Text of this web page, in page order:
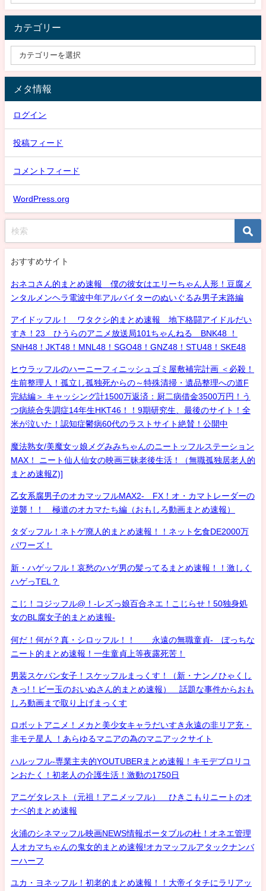
カテゴリー
メタ情報
ログイン
投稿フィード
コメントフィード
WordPress.org
おすすめサイト
おネコさん的まとめ速報 僕の彼女はエリーちゃん人形！豆腐メ
ンタルメンヘラ電波中年アルバイターのぬいぐるみ男子末路編
アイドッフル！ ワタクシ的まとめ速報 地下格闘アイドルだい
すき！23 ひうらのアニメ放送局101ちゃんねる BNK48 ！
SNH48！JKT48！MNL48！SGO48！GNZ48！STU48！SKE48
ヒウラッフルのハーニーフィニッシュゴミ屋敷補完計画 ＜必殺！
生前整理人！孤立し孤独死からの～特殊清掃・遺品整理への道F
完結編＞ キャッシング計1500万返済：厨二病借金3500万円！う
つ病統合失調症14年生HKT46！！9期研究生、最後のサイト！全
米が泣いた！認知症鬱病60代のラストサイト絶賛！公開中
魔法熟女/美魔女ッ娘メグみみちゃんのニートッフルステーション
MAX！ ニート仙人仙女の映画三昧老後生活！（無職孤独居老人的
まとめ速報Z)]
乙女系腐男子のオカマッフルMAX2- FX！オ・カマトレーダーの
逆襲！！ 極道のオカマたち編（おもしろ動画まとめ速報）
タダッフル！ネトゲ廃人的まとめ速報！！ネット乞食DE2000万
パワーズ！
新・ハゲッフル！哀愁のハゲ男の髪ってるまとめ速報！！激しく
ハゲっTEL？
こじ！コジッフル@！-レズっ娘百合ネエ！こじらせ！50独身処
女のBL腐女子的まとめ速報-
何だ！何が？真・シロッフル！！ 永遠の無職童貞- ぼっちな
ニート的まとめ速報！一生童貞上等夜露死苦！
男装スケバン女子！スケッフルまっくす！（新・ナンノひゃくし
きっ!！ビー玉のおいぬさん的まとめ速報） 話題な事件からおも
しろ動画まで取り上げまっくす
ロボットアニメ！メカと美少女キャラだいすき永遠の非リア充・
非モテ星人 ！あらゆるマニアの為のマニアックサイト
ハルッフル-専業主夫的YOUTUBERまとめ速報！キモデブロリコ
ンおたく！初老人の介護生活！激動の1750日
アニゲタレスト（元祖！アニメッフル） ひきこもりニートのオ
ナベ的まとめ速報
火浦のシネマッフル映画NEWS情報ポータブルの杜！オネエ管理
人オカマちゃんの鬼女的まとめ速報!オカマッフルアタックナンバ
ーハーフ
ユカ・ヨネッフル！初老的まとめ速報！！大帝イタチにラリアッ